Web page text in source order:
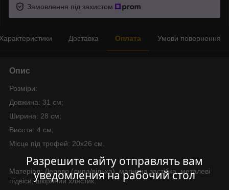
Разрешите сайту отправлять вам
уведомления на рабочий стол
Замовлення під захистом
Доставка Оплата Умови повернення
Опис
Розміри:
Довжина: 31 см;
Ширина: 28 см;
Висота: 4 см;
Місце під трофей: 20х26 см.
Матеріал: Дерево (липа/вільха), магнітна застібка. металеві
підвіси, шкіряний хлястик.